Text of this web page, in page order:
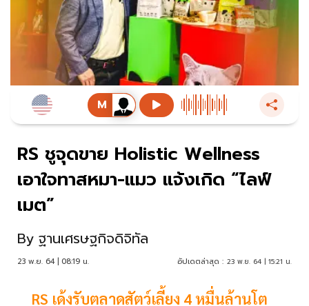
RS ชูจุดขาย Holistic Wellness
เอาใจทาสหมา-แมว แจ้งเกิด “ไลฟ์
เมต”
By ฐานเศรษฐกิจดิจิทัล
23 พ.ย. 64 | 08:19 น. อัปเดตล่าสุด : 23 พ.ย. 64 | 15:21 น.
RS เด้งรับตลาดสัตว์เลี้ยง 4 หมื่นล้านโต